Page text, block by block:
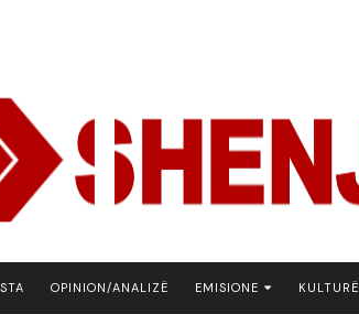
OPINION/ANALIZË EMISIONE KULTURË